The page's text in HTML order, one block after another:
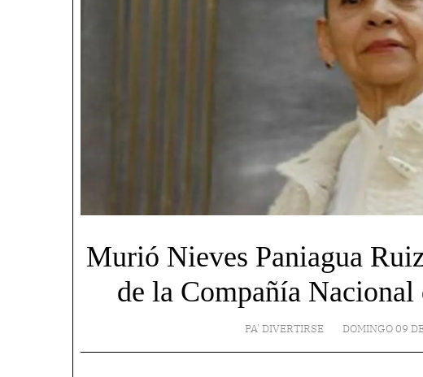
Murió Nieves Paniagua
de la Compañía
PA' DIVERTIRSE DOMINGO 09